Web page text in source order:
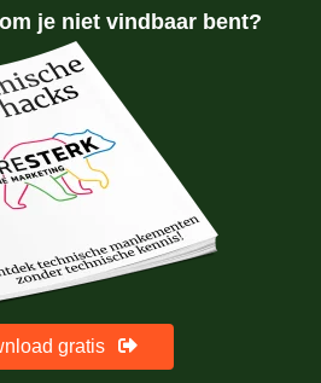
je niet vindbaar bent?
gratis